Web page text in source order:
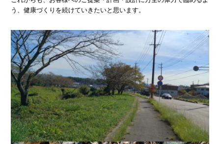
う、健康づくりを続けていきたいと思います。